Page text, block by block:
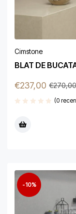
Cimstone
BLAT DE
€270,00
€237,00
(0
-10%